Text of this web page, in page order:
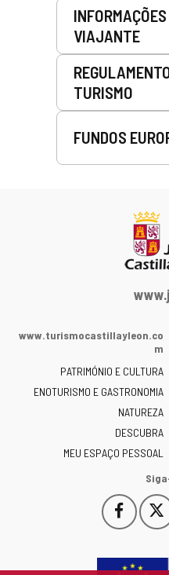
VIAJANTE
TURISMO
FUNDOS
Portal
Junta
Castilla
y
León
-
www.turismocastillayleon.co
m
PATRIMÓNIO E CULTURA
ENOTURISMO E GASTRONOMIA
NATUREZA
DESCUBRA
MEU ESPAÇO PESSOAL
Facebook
Este
enlace
abrirá